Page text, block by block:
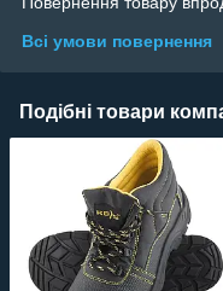
Всі умови повернення
Подібні товари